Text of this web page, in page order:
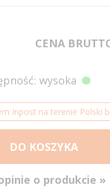
CENA
wysoka
Inpost na terenie Polski
DO KOSZYKA
o produkcie »